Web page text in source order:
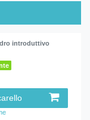
introduttivo